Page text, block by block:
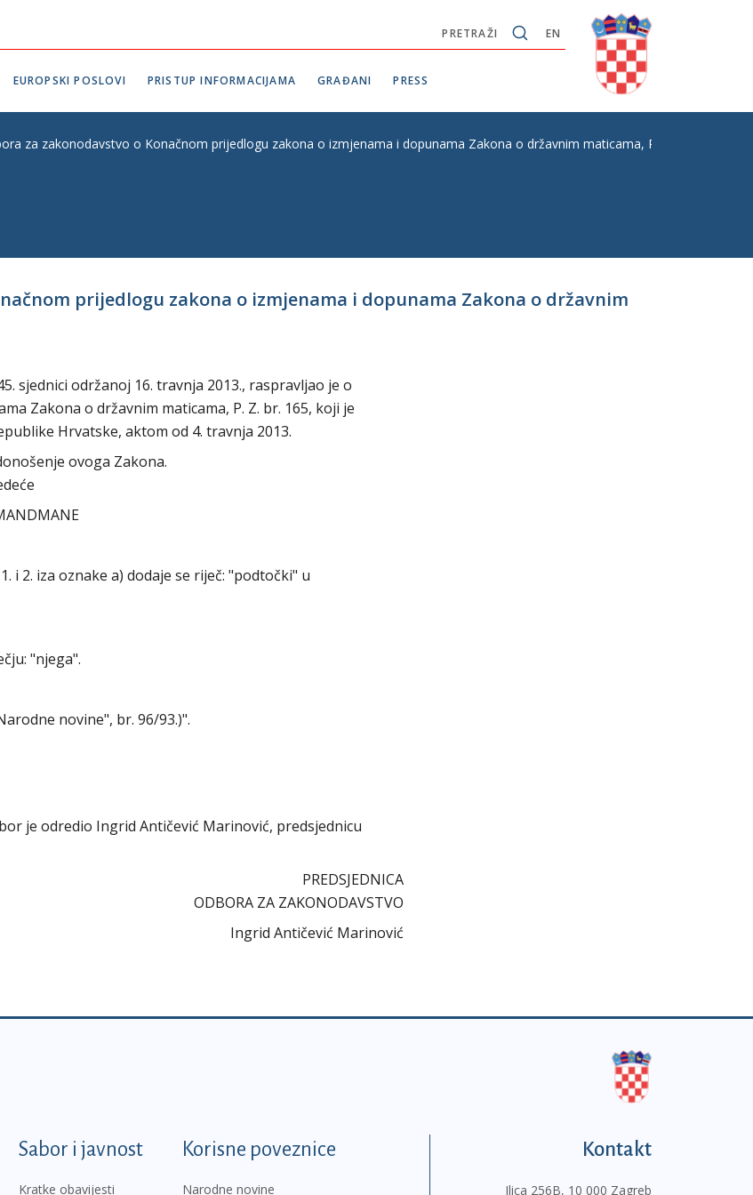
EN
PRETRAŽI
EUROPSKI POSLOVI PRISTUP INFORMACIJAMA GRAĐANI PRESS
za zakonodavstvo o Konačnom prijedlogu zakona o izmjenama i dopunama Zakona o državnim maticama, P. Z. br. 165
prijedlogu zakona o izmjenama i dopunama Zakona o državnim
sjednici održanoj 16. travnja 2013., raspravljao je o
Zakona o državnim maticama, P. Z. br. 165, koji je
Hrvatske, aktom od 4. travnja 2013.
ovoga Zakona.
i 2. iza oznake a) dodaje se riječ: "podtočki" u
"njega".
novine", br. 96/93.)".
je odredio Ingrid Antičević Marinović, predsjednicu
PREDSJEDNICA
ODBORA ZA ZAKONODAVSTVO
Ingrid Antičević Marinović
Sabor i javnost
Kratke obavijesti
Korisne poveznice
Narodne novine
Kontakt
Ilica 256B, 10 000 Zagreb